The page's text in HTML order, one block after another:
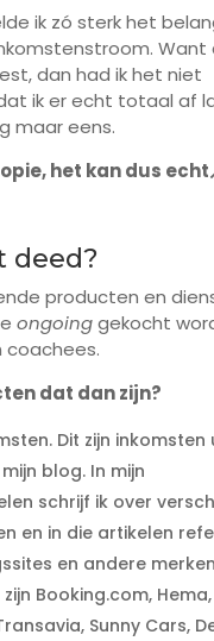
ik zó sterk het
Want
dan had ik het niet
ik er echt totaal af
maar eens.
het kan dus
deed?
producten en
ongoinggekocht
coachees.
dat dan zijn?
Dit zijn inkomsten
blog. In mijn
schrijf ik over
en in die artikelen
en andere
Booking.com, Hema,
Sunny Cars,